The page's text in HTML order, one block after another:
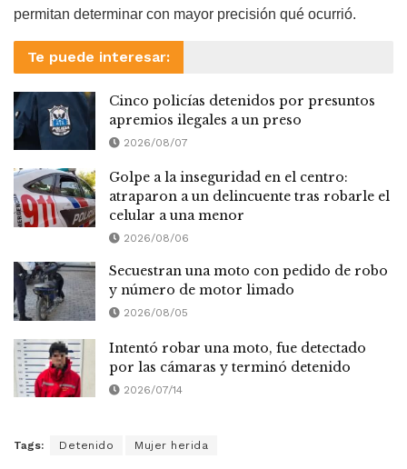
permitan determinar con mayor precisión qué ocurrió.
Te puede interesar:
Cinco policías detenidos por presuntos
apremios ilegales a un preso
2026/08/07
Golpe a la inseguridad en el centro:
atraparon a un delincuente tras robarle el
celular a una menor
2026/08/06
Secuestran una moto con pedido de robo
y número de motor limado
2026/08/05
Intentó robar una moto, fue detectado
por las cámaras y terminó detenido
2026/07/14
Tags: Detenido Mujer herida